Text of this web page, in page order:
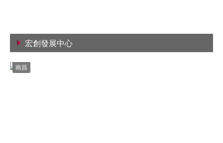
宏創發展中心
南昌